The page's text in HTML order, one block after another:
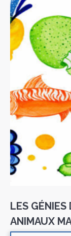
LES GÉNIES
ANIMAUX